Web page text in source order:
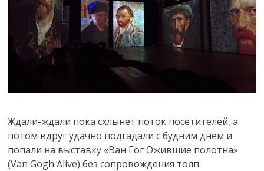
Ждали-ждали пока схлынет поток посетителей, а
потом вдруг удачно подгадали с будним днем и
попали на выставку «Ван Гог Ожившие полотна»
(Van Gogh Alive) без сопровождения толп.